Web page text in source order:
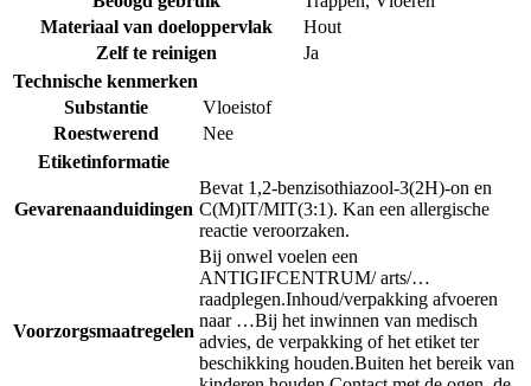
Materiaal van doeloppervlak
Hout
Zelf te reinigen
Ja
Technische kenmerken
Substantie
Vloeistof
Roestwerend
Nee
Etiketinformatie
Gevarenaanduidingen
Bevat 1,2-benzisothiazool-3(2H)-on en
C(M)IT/MIT(3:1). Kan een allergische
reactie veroorzaken.
Voorzorgsmaatregelen
Bij onwel voelen een
ANTIGIFCENTRUM/ arts/…
raadplegen.Inhoud/verpakking afvoeren
naar …Bij het inwinnen van medisch
advies, de verpakking of het etiket ter
beschikking houden.Buiten het bereik van